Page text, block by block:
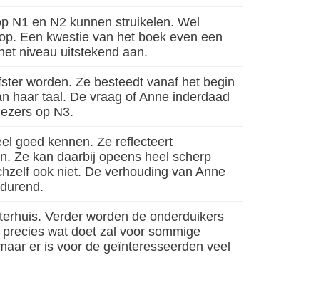
N1 en N2 kunnen struikelen. Wel
Een kwestie van het boek even een
niveau uitstekend aan.
worden. Ze besteedt vanaf het begin
haar taal. De vraag of Anne inderdaad
op N3.
goed kennen. Ze reflecteert
Ze kan daarbij opeens heel scherp
ook niet. De verhouding van Anne
Verder worden de onderduikers
wat doet zal voor sommige
er is voor de geïnteresseerden veel